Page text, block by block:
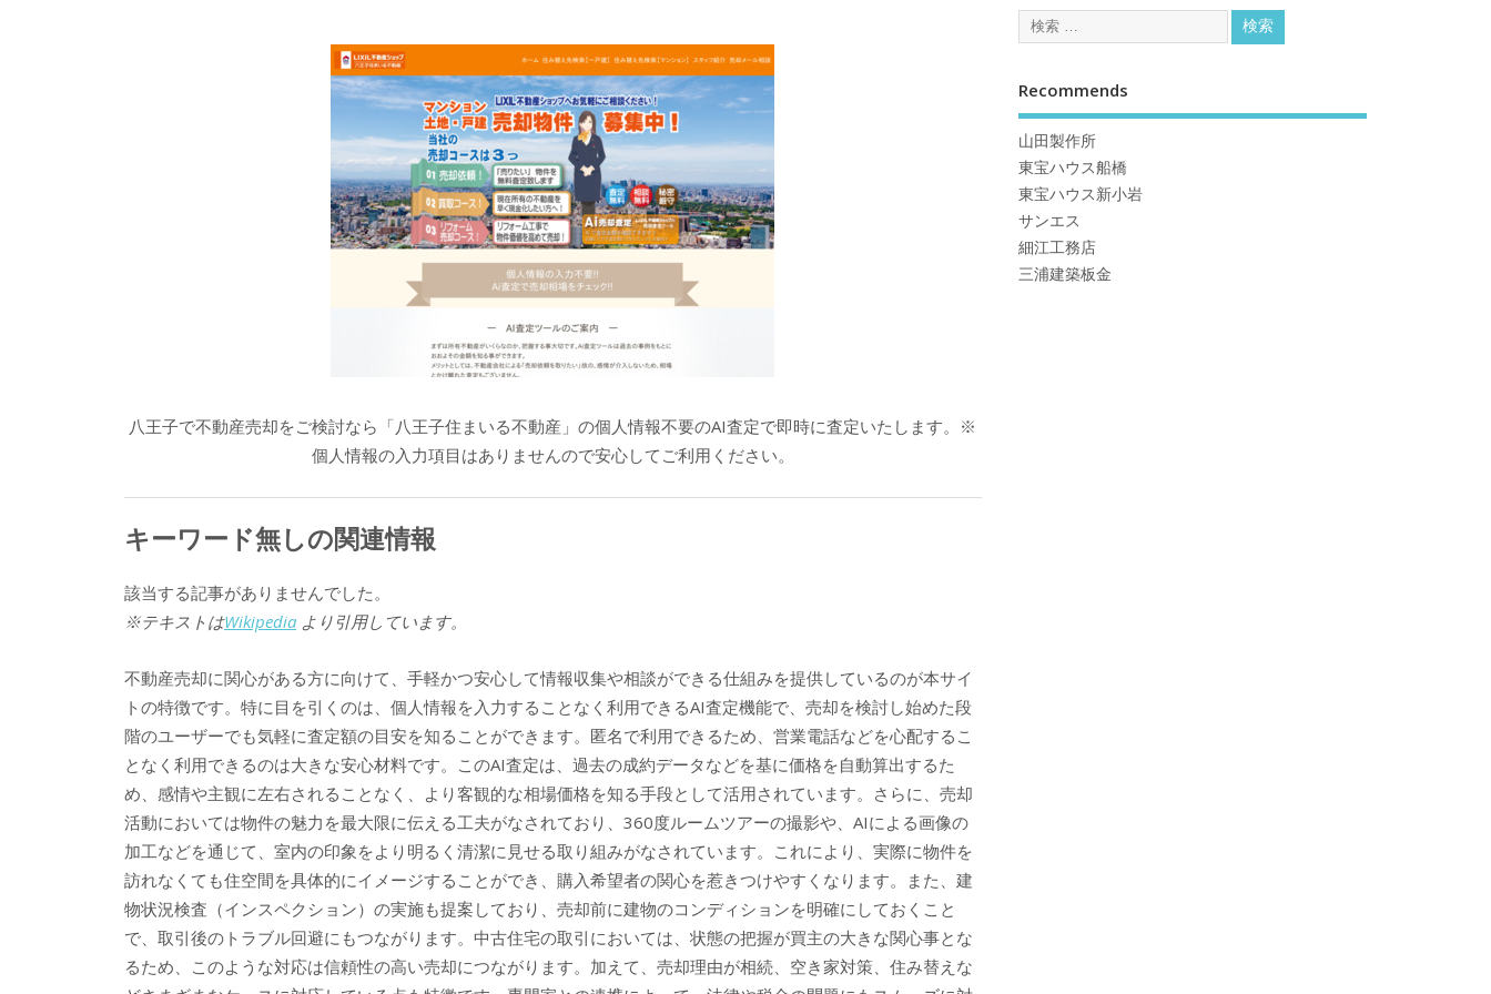
八王子で不動産売却をご検討なら「八王子住まいる不動産」の個人情報不要のAI査定で即時に査定いたします。※
個人情報の入力項目はありませんので安心してご利用ください。
キーワード無しの関連情報
該当する記事がありませんでした。
※テキストはWikipedia より引用しています。
不動産売却に関心がある方に向けて、手軽かつ安心して情報収集や相談ができる仕組みを提供しているのが本サイ
トの特徴です。特に目を引くのは、個人情報を入力することなく利用できるAI査定機能で、売却を検討し始めた段
階のユーザーでも気軽に査定額の目安を知ることができます。匿名で利用できるため、営業電話などを心配するこ
となく利用できるのは大きな安心材料です。このAI査定は、過去の成約データなどを基に価格を自動算出するた
め、感情や主観に左右されることなく、より客観的な相場価格を知る手段として活用されています。さらに、売却
活動においては物件の魅力を最大限に伝える工夫がなされており、360度ルームツアーの撮影や、AIによる画像の
加工などを通じて、室内の印象をより明るく清潔に見せる取り組みがなされています。これにより、実際に物件を
訪れなくても住空間を具体的にイメージすることができ、購入希望者の関心を惹きつけやすくなります。また、建
物状況検査（インスペクション）の実施も提案しており、売却前に建物のコンディションを明確にしておくこと
で、取引後のトラブル回避にもつながります。中古住宅の取引においては、状態の把握が買主の大きな関心事とな
るため、このような対応は信頼性の高い売却につながります。加えて、売却理由が相続、空き家対策、住み替えな
Recommends
山田製作所
東宝ハウス船橋
東宝ハウス新小岩
サンエス
細江工務店
三浦建築板金